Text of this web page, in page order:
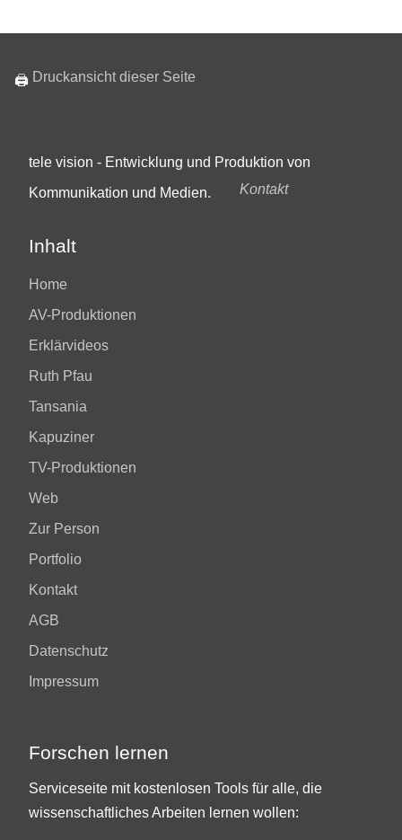
🖨 Druckansicht dieser Seite
tele vision - Entwicklung und Produktion von
Kommunikation und Medien.
Kontakt
Inhalt
Home
AV-Produktionen
Erklärvideos
Ruth Pfau
Tansania
Kapuziner
TV-Produktionen
Web
Zur Person
Portfolio
Kontakt
AGB
Datenschutz
Impressum
Forschen lernen
Serviceseite mit kostenlosen Tools für alle, die
wissenschaftliches Arbeiten lernen wollen: